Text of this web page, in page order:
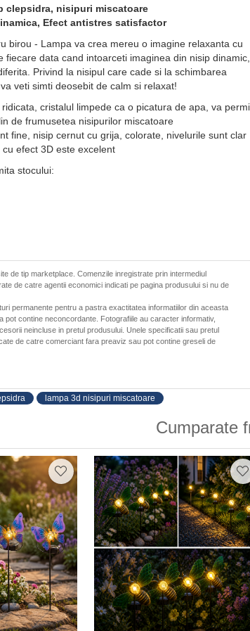
clepsidra, nisipuri miscatoare
Efect antistres satisfactor
birou - Lampa va crea mereu o imagine relaxanta cu
fiecare data cand intoarceti imaginea din nisip dinamic,
Privind la nisipul care cade si la schimbarea
veti simti deosebit de calm si relaxat!
cristalul limpede ca o picatura de apa, va
de frumusetea nisipurilor miscatoare
fine, nisip cernut cu grija, colorate, nivelurile sunt clar
efect 3D este excelent
stocului:
de tip marketplace. Comenzile inregistrate prin intermediul
de catre agentii economici indicati pe pagina produsului si nu de
permanente pentru a pastra exactitatea informatiilor din aceasta
pot contine neconcordante. Fotografiile au caracter informativ,
neincluse in pretul produsului. Unele specificatii sau pretul
de catre comerciant fara preaviz sau pot contine greseli de
lampa 3d nisipuri miscatoare
Cumparate